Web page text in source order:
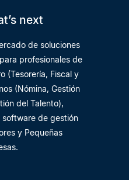
next
de soluciones
profesionales de
(Tesorería, Fiscal y
(Nómina, Gestión
del Talento),
de gestión
y Pequeñas